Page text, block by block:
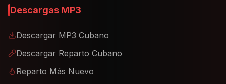
Descargas MP3
Descargar MP3 Cubano
Descargar Reparto Cubano
Reparto Más Nuevo